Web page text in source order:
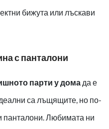
бижута или лъскави
с панталони
парти у дома да е
са лъщящите, но по-
панталони. Любимата ни